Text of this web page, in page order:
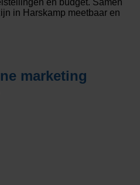
in Harskamp meetbaar en
marketing